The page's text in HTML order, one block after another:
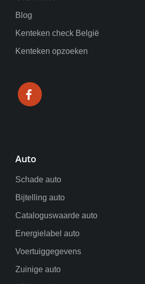
Blog
Kenteken check België
Kenteken opzoeken
Auto
Schade auto
Bijtelling auto
Cataloguswaarde auto
Energielabel auto
Voertuiggegevens
Zuinige auto